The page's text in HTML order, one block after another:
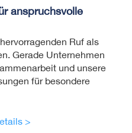
anspruchsvolle
Ruf als
Gerade Unternehmen
und unsere
für besondere
>